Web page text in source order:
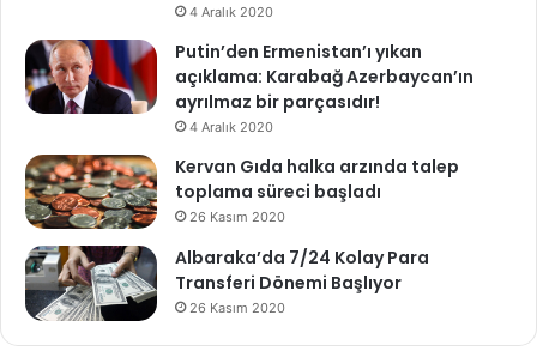
4 Aralık 2020
Putin’den Ermenistan’ı yıkan
açıklama: Karabağ Azerbaycan’ın
ayrılmaz bir parçasıdır!
4 Aralık 2020
Kervan Gıda halka arzında talep
toplama süreci başladı
26 Kasım 2020
Albaraka’da 7/24 Kolay Para
Transferi Dönemi Başlıyor
26 Kasım 2020